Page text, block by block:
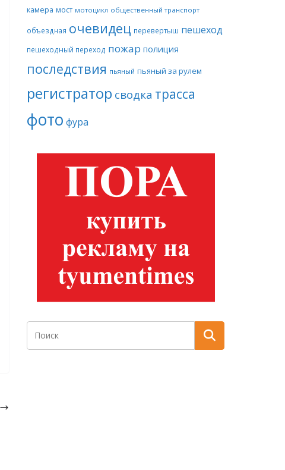
камера мост мотоцикл общественный транспорт
объездная очевидец перевертыш пешеход
пешеходный переход пожар полиция
последствия пьяный пьяный за рулем
регистратор сводка трасса
фото фура